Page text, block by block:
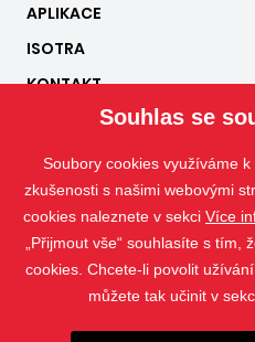
APLIKACE
ISOTRA
KONTAKT
Souhlas se
Soubory cookies využíváme
zkušenosti s našimi webovými
cookies naleznete v sekci Více
„Přijmout vše“ souhlasíte s
cookies. Chcete-li povolit
můžete tak učinit v